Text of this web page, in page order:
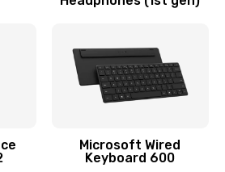
1100 руб.
Bluetooth
1100 руб.
Microsoft Wired
Keyboard 600